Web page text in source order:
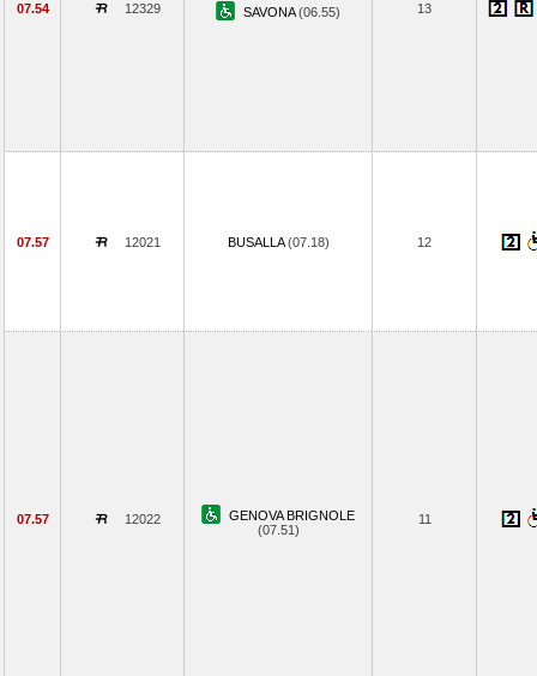
07.54 12329 SAVONA(06.55) 13
07.57 12021 BUSALLA(07.18) 12
07.57 12022
GENOVA BRIGNOLE
(07.51)
11